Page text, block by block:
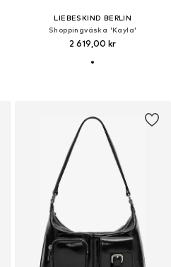
LIEBESKIND BERLIN
Shoppingväska 'Kayla'
2 619,00 kr